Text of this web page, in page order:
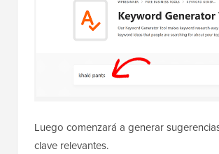
Luego comenzará a generar
clave relevantes.